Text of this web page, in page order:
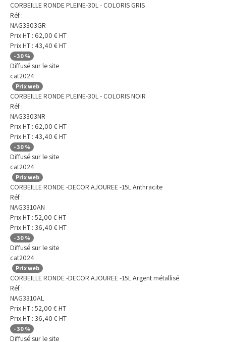
CORBEILLE RONDE PLEINE-30L - COLORIS GRIS
Réf :
NAG3303GR
Prix HT : 62,00 € HT
Prix HT : 43,40 € HT
-30 %
Diffusé sur le site
cat2024
Prix web
CORBEILLE RONDE PLEINE-30L - COLORIS NOIR
Réf :
NAG3303NR
Prix HT : 62,00 € HT
Prix HT : 43,40 € HT
-30 %
Diffusé sur le site
cat2024
Prix web
CORBEILLE RONDE -DECOR AJOUREE -15L Anthracite
Réf :
NAG3310AN
Prix HT : 52,00 € HT
Prix HT : 36,40 € HT
-30 %
Diffusé sur le site
cat2024
Prix web
CORBEILLE RONDE -DECOR AJOUREE -15L Argent métallisé
Réf :
NAG3310AL
Prix HT : 52,00 € HT
Prix HT : 36,40 € HT
-30 %
Diffusé sur le site